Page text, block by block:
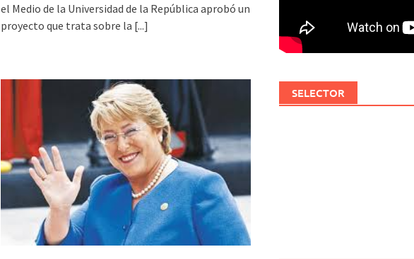
el Medio de la Universidad de la República aprobó un
proyecto que trata sobre la [...]
SELECTOR